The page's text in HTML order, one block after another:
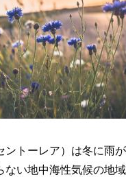
ントーレア）は冬に雨
い地中海性気候の地域